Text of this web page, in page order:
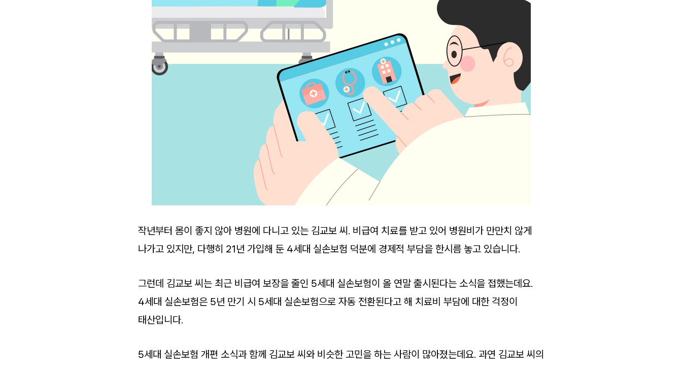
작년부터 몸이 좋지 않아 병원에 다니고 있는 김교보 씨. 비급여 치료를 받고 있어 병원비가 만만치 않게
나가고 있지만, 다행히 21년 가입해 둔 4세대 실손보험 덕분에 경제적 부담을 한시름 놓고 있습니다.
그런데 김교보 씨는 최근 비급여 보장을 줄인 5세대 실손보험이 올 연말 출시된다는 소식을 접했는데요.
4세대 실손보험은 5년 만기 시 5세대 실손보험으로 자동 전환된다고 해 치료비 부담에 대한 걱정이
태산입니다.
5세대 실손보험 개편 소식과 함께 김교보 씨와 비슷한 고민을 하는 사람이 많아졌는데요. 과연 김교보 씨의